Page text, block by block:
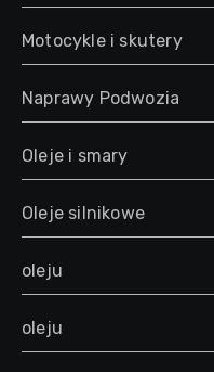
Motocykle i skutery
Naprawy Podwozia
Oleje i smary
Oleje silnikowe
oleju
oleju